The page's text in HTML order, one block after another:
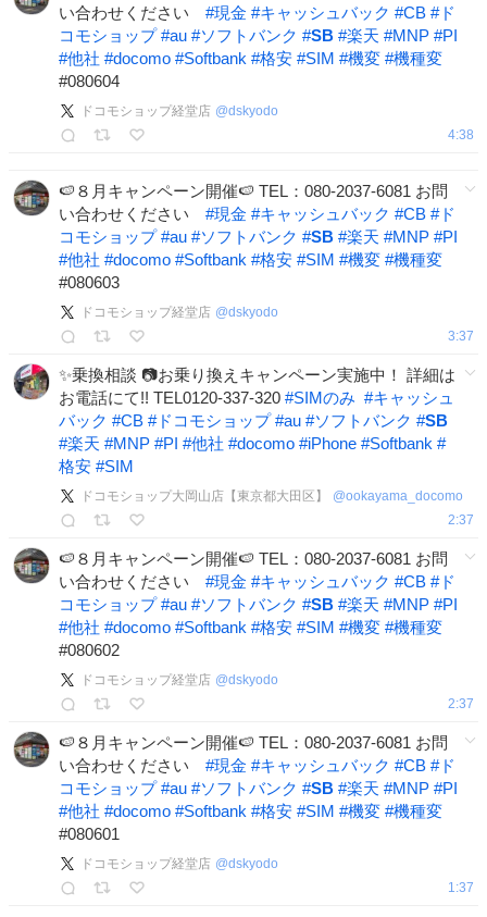
い合わせください #現金 #キャッシュバック #CB #ド
コモショップ #au #ソフトバンク #SB #楽天 #MNP #PI
#他社 #docomo #Softbank #格安 #SIM #機変 #機種変
#080604
ドコモショップ経堂店 @dskyodo
4:38
🍉８月キャンペーン開催🍉 TEL：080-2037-6081 お問
い合わせください #現金 #キャッシュバック #CB #ド
コモショップ #au #ソフトバンク #SB #楽天 #MNP #PI
#他社 #docomo #Softbank #格安 #SIM #機変 #機種変
#080603
ドコモショップ経堂店 @dskyodo
3:37
✨乗換相談 📷お乗り換えキャンペーン実施中！ 詳細は
お電話にて!! TEL0120-337-320 #SIMのみ #キャッシュ
バック #CB #ドコモショップ #au #ソフトバンク #SB
#楽天 #MNP #PI #他社 #docomo #iPhone #Softbank #
格安 #SIM
ドコモショップ大岡山店【東京都大田区】 @ookayama_docomo
2:37
🍉８月キャンペーン開催🍉 TEL：080-2037-6081 お問
い合わせください #現金 #キャッシュバック #CB #ド
コモショップ #au #ソフトバンク #SB #楽天 #MNP #PI
#他社 #docomo #Softbank #格安 #SIM #機変 #機種変
#080602
ドコモショップ経堂店 @dskyodo
2:37
🍉８月キャンペーン開催🍉 TEL：080-2037-6081 お問
い合わせください #現金 #キャッシュバック #CB #ド
コモショップ #au #ソフトバンク #SB #楽天 #MNP #PI
#他社 #docomo #Softbank #格安 #SIM #機変 #機種変
#080601
ドコモショップ経堂店 @dskyodo
1:37